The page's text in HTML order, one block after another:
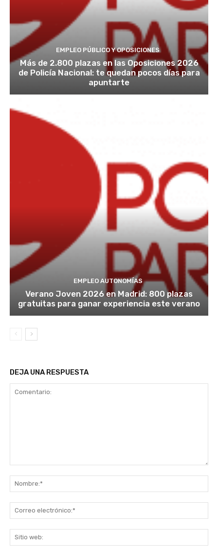
EMPLEO PÚBLICO Y OPOSICIONES
Más de 2.800 plazas en las Oposiciones 2026
de Policía Nacional: te quedan pocos días para
apuntarte
EMPLEO AUTONOMÍAS
Verano Joven 2026 en Madrid: 800 plazas
gratuitas para ganar experiencia este verano
DEJA UNA RESPUESTA